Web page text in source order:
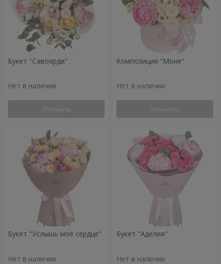
Букет "Савоярди"
Нет в наличии
Уточнить
Композиция "Моне"
Нет в наличии
Уточнить
Букет "Услышь моё сердце"
Нет в наличии
Букет "Аделия"
Нет в наличии